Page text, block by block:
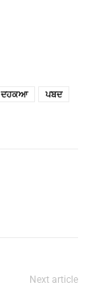
ਦਹਕਆ
ਪਬਦ
Next article